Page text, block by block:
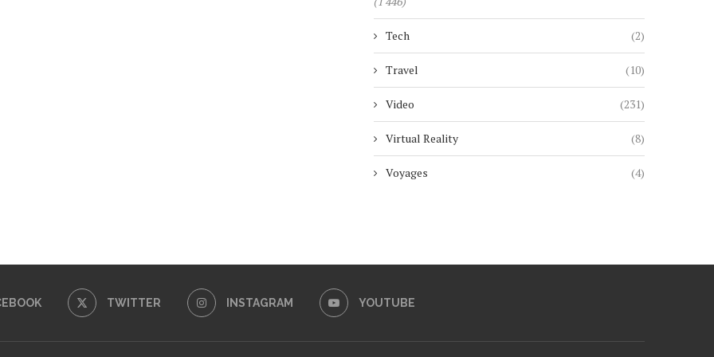
Tech (2)
Travel (10)
Video (231)
Virtual Reality (8)
Voyages (4)
TWITTER INSTAGRAM YOUTUBE